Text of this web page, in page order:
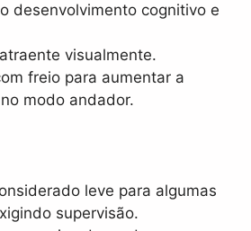
desenvolvimento cognitivo e
visualmente.
freio para aumentar a
modo andador.
leve para algumas
supervisão.